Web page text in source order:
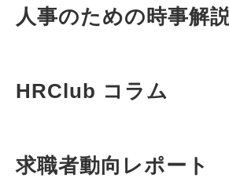
人事のための時事解
HRClub コラム
求職者動向レポート